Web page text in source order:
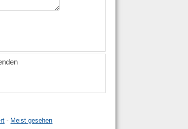
- Meist gesehen